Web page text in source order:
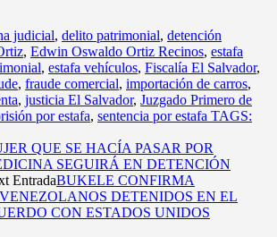
judicial, delito patrimonial, detención
, Edwin Oswaldo Ortiz Recinos, estafa
, estafa vehículos, Fiscalía El Salvador,
, fraude comercial, importación de carros,
, justicia El Salvador, Juzgado Primero de
por estafa, sentencia por estafa TAGS:
QUE SE HACÍA PASAR POR
SEGUIRÁ EN DETENCIÓN
EntradaBUKELE CONFIRMA
DETENIDOS EN EL
CON ESTADOS UNIDOS